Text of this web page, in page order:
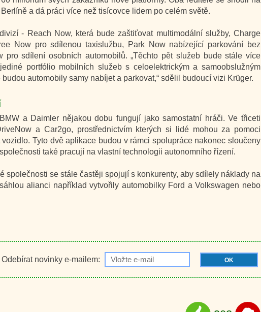
a dá práci více než tisícovce lidem po celém světě.
- Reach Now, která bude zaštiťovat multimodální služby, Charge
Now pro sdílenou taxislužbu, Park Now nabízející parkování bez
pro sdílení osobních automobilů. „Těchto pět služeb bude stále více
portfólio mobilních služeb s celoelektrickým a samoobslužným
automobily samy nabíjet a parkovat,“ sdělil budoucí vizi Krüger.
a Daimler nějakou dobu fungují jako samostatní hráči. Ve třiceti
a Car2go, prostřednictvím kterých si lidé mohou za pomoci
Tyto dvě aplikace budou v rámci spolupráce nakonec sloučeny
také pracují na vlastní technologii autonomního řízení.
společnosti se stále častěji spojují s konkurenty, aby sdílely náklady na
alianci například vytvořily automobilky Ford a Volkswagen nebo
Odebírat novinky e-mailem: OK